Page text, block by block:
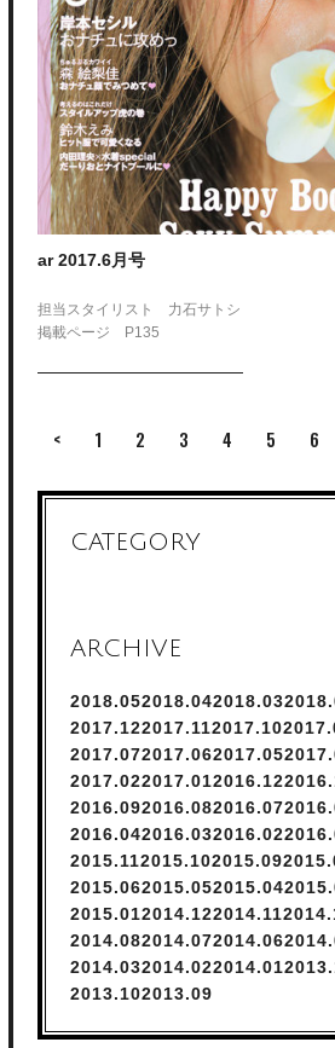
ar 2017.6月号
担当スタイリスト 力石サトシ
掲載ページ P135
< 1 2 3 4 5 6
CATEGORY
ARCHIVE
2018. 52018. 42018. 32018.
2017.122017.112017.102017.
2017.
72017. 62017. 52017.
2017.
22017. 12016.122016.
2016.
92016. 82016. 72016.
2016.
42016. 32016. 22016.
2015.112015.102015. 92015.
2015.
62015. 52015. 42015.
2015.
12014.122014.112014.
2014.
82014. 72014. 62014.
2014.
32014. 22014. 12013.
2013.102013. 9